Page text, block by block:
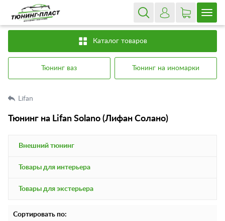
Каталог товаров
Тюнинг ваз Тюнинг на иномарки
Lifan
Тюнинг на Lifan Solano (Лифан Солано)
Внешний тюнинг
Товары для интерьера
Товары для экстерьера
Сортировать по: